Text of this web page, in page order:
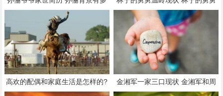
厉害
是3号人物吗
高欢的配偶和家庭生活是怎样的?
金湘军一家三口现状 金湘军和周
冬雨照片